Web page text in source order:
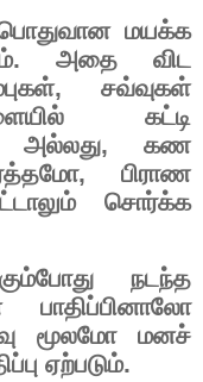
மயக்க
. அதை
விட
,சவ்வுகள்
கட்டி
அல்லது,கண
,பிராண
சொர்க்க
நடந்த
பாதிப்பினாலோ
மூலமோ
மனச்
ஏற்படும்.